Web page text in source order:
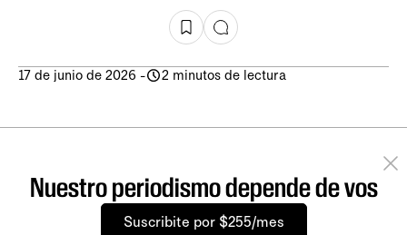
17 de junio de 2026 - 2 minutos de lectura
Nuestro periodismo depende de vos
Suscribite por $255/mes